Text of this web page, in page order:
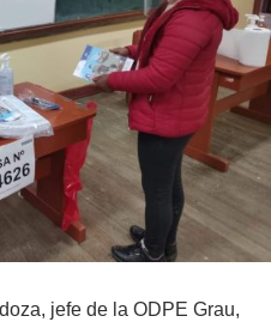
jefe de la ODPE Grau,